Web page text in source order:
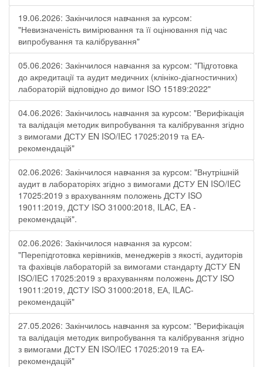
19.06.2026: Закінчилося навчання за курсом:
"Невизначеність вимірювання та її оцінювання під час
випробування та калібрування"
05.06.2026: Закінчилося навчання за курсом: "Підготовка
до акредитації та аудит медичних (клініко-діагностичних)
лабораторій відповідно до вимог ISO 15189:2022"
04.06.2026: Закінчилось навчання за курсом: "Верифікація
та валідація методик випробування та калібрування згідно
з вимогами ДСТУ EN ISO/IEC 17025:2019 та ЕА-
рекомендацій"
02.06.2026: Закінчилося навчання за курсом: "Внутрішній
аудит в лабораторіях згідно з вимогами ДСТУ EN ISO/IEC
17025:2019 з врахуванням положень ДСТУ ISO
19011:2019, ДСТУ ISO 31000:2018, ILAC, EA -
рекомендацій".
02.06.2026: Закінчилося навчання за курсом:
"Перепідготовка керівників, менеджерів з якості, аудиторів
та фахівців лабораторій за вимогами стандарту ДСТУ EN
ISO/IEC 17025:2019 з врахуванням положень ДСТУ ISO
19011:2019, ДСТУ ISO 31000:2018, ЕА, ILAC-
рекомендацій"
27.05.2026: Закінчилось навчання за курсом: "Верифікація
та валідація методик випробування та калібрування згідно
з вимогами ДСТУ EN ISO/IEC 17025:2019 та ЕА-
рекомендацій"